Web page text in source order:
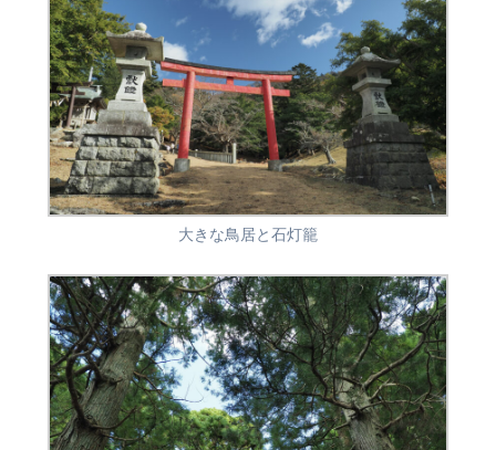
大きな鳥居と石灯籠